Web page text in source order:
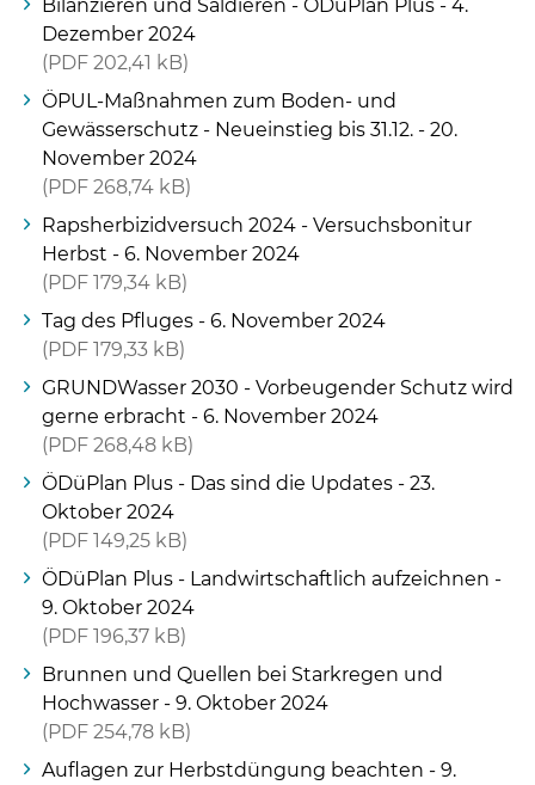
Bilanzieren und Saldieren - ÖDüPlan Plus - 4.
Dezember 2024
PDF 202,41 kB
ÖPUL-Maßnahmen zum Boden- und
Gewässerschutz - Neueinstieg bis 31.12. - 20.
November 2024
PDF 268,74 kB
Rapsherbizidversuch 2024 - Versuchsbonitur
Herbst - 6. November 2024
PDF 179,34 kB
Tag des Pfluges - 6. November 2024
PDF 179,33 kB
GRUNDWasser 2030 - Vorbeugender Schutz wird
gerne erbracht - 6. November 2024
PDF 268,48 kB
ÖDüPlan Plus - Das sind die Updates - 23.
Oktober 2024
PDF 149,25 kB
ÖDüPlan Plus - Landwirtschaftlich aufzeichnen -
9. Oktober 2024
PDF 196,37 kB
Brunnen und Quellen bei Starkregen und
Hochwasser - 9. Oktober 2024
PDF 254,78 kB
Auflagen zur Herbstdüngung beachten - 9.